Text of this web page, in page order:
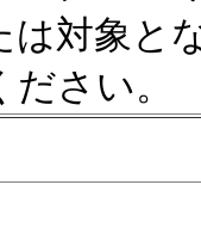
は対象と
ださい。